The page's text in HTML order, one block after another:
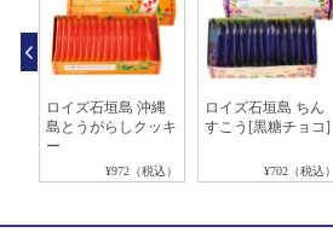
ロイズ石垣島 沖縄
島とうがらしクッキ
ー
¥972（税込）
ロイズ石垣島 ちん
すこう[黒糖チョコ]
¥702（税込）